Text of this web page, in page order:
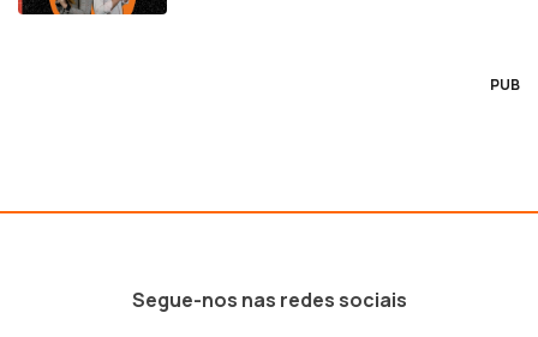
PUB
Segue-nos nas redes sociais